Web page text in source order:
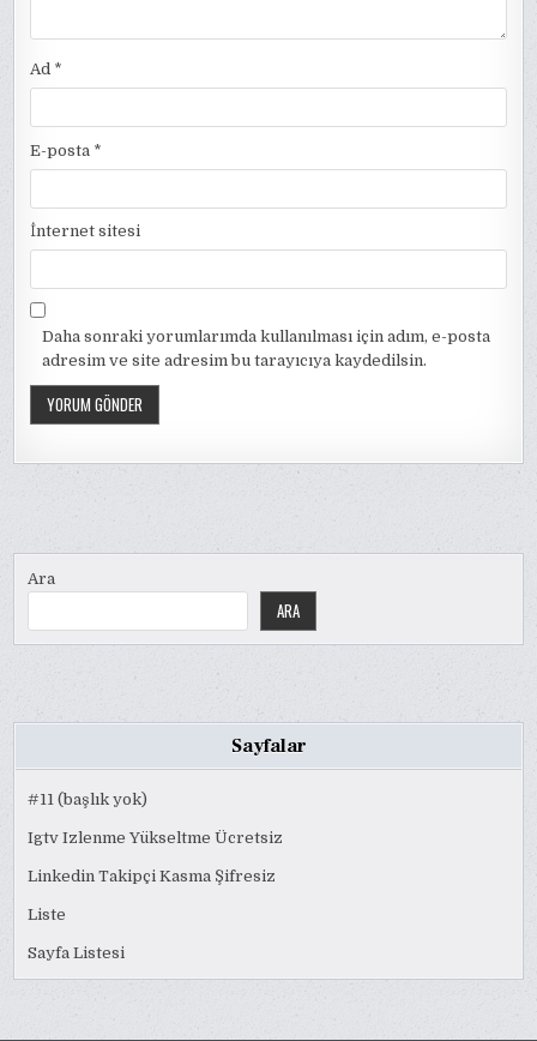
Ad *
E-posta *
İnternet sitesi
Daha sonraki yorumlarımda kullanılması için adım, e-posta
adresim ve site adresim bu tarayıcıya kaydedilsin.
Ara
ARA
Sayfalar
#11 (başlık yok)
Igtv Izlenme Yükseltme Ücretsiz
Linkedin Takipçi Kasma Şifresiz
Liste
Sayfa Listesi